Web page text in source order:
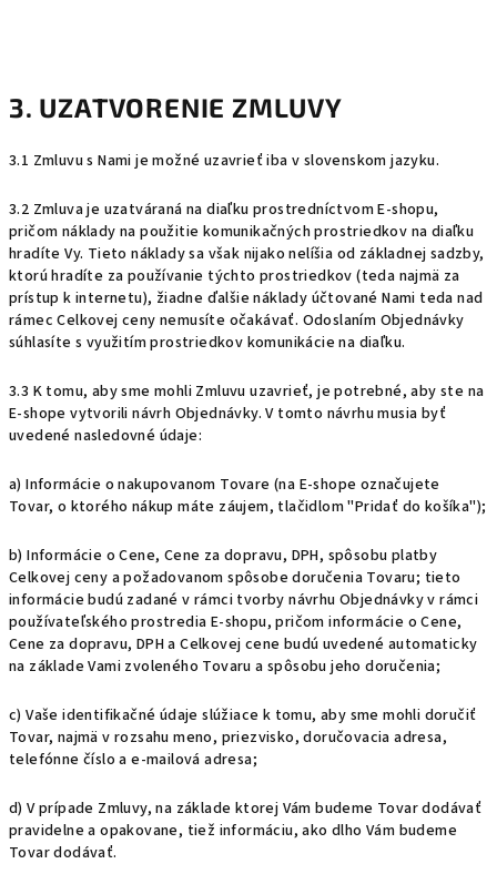
3. UZATVORENIE ZMLUVY
3.1 Zmluvu s Nami je možné uzavrieť iba v slovenskom jazyku.
3.2 Zmluva je uzatváraná na diaľku prostredníctvom E-shopu,
pričom náklady na použitie komunikačných prostriedkov na diaľku
hradíte Vy. Tieto náklady sa však nijako nelíšia od základnej sadzby,
ktorú hradíte za používanie týchto prostriedkov (teda najmä za
prístup k internetu), žiadne ďalšie náklady účtované Nami teda nad
rámec Celkovej ceny nemusíte očakávať. Odoslaním Objednávky
súhlasíte s využitím prostriedkov komunikácie na diaľku.
3.3 K tomu, aby sme mohli Zmluvu uzavrieť, je potrebné, aby ste na
E-shope vytvorili návrh Objednávky. V tomto návrhu musia byť
uvedené nasledovné údaje:
a) Informácie o nakupovanom Tovare (na E-shope označujete
Tovar, o ktorého nákup máte záujem, tlačidlom "Pridať do košíka");
b) Informácie o Cene, Cene za dopravu, DPH, spôsobu platby
Celkovej ceny a požadovanom spôsobe doručenia Tovaru; tieto
informácie budú zadané v rámci tvorby návrhu Objednávky v rámci
používateľského prostredia E-shopu, pričom informácie o Cene,
Cene za dopravu, DPH a Celkovej cene budú uvedené automaticky
na základe Vami zvoleného Tovaru a spôsobu jeho doručenia;
c) Vaše identifikačné údaje slúžiace k tomu, aby sme mohli doručiť
Tovar, najmä v rozsahu meno, priezvisko, doručovacia adresa,
telefónne číslo a e-mailová adresa;
d) V prípade Zmluvy, na základe ktorej Vám budeme Tovar dodávať
pravidelne a opakovane, tiež informáciu, ako dlho Vám budeme
Tovar dodávať.